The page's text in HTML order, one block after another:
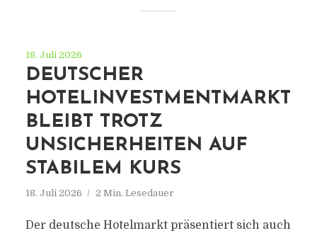
18. Juli 2026
DEUTSCHER
HOTELINVESTMENTMARKT
BLEIBT TROTZ
UNSICHERHEITEN AUF
STABILEM KURS
18. Juli 2026 2 Min. Lesedauer
Der deutsche Hotelmarkt präsentiert sich auch